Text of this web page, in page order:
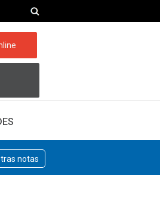
notas